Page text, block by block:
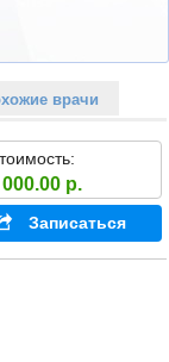
врачи
р.
Записаться